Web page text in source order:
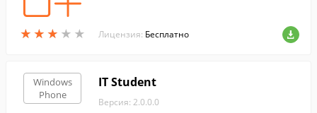
★ ★ ★ ★ ★
★ ★ ★ ★ ★ Лицензия: Бесплатно
Windows
Phone
IT Student
Версия: 2.0.0.0